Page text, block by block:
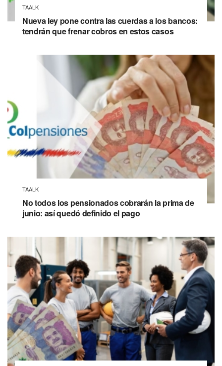
TAALK
Nueva ley pone contra las cuerdas a los bancos:
tendrán que frenar cobros en estos casos
TAALK
No todos los pensionados cobrarán la prima de
junio: así quedó definido el pago